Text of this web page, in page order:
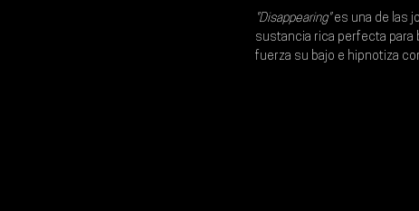
"Disappearing" es una de las
sustancia rica perfecta para
fuerza su bajo e hipnotiza